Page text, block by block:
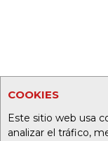
COOKIES
Este sitio web usa
analizar el tráfico,